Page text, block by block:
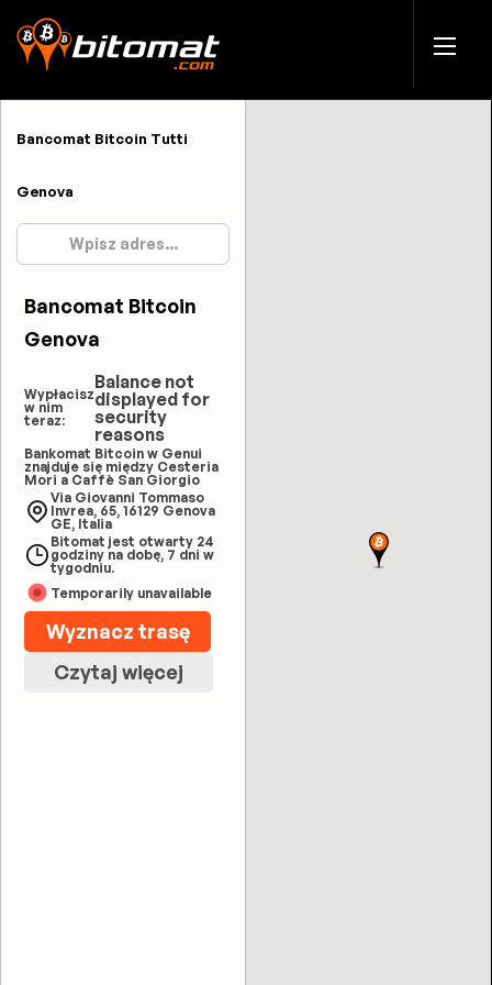
Bancomat Bitcoin Tutti
Genova
Bancomat Bitcoin
Genova
Wypłacisz
w nim
teraz:
Balance not
displayed for
security
reasons
Bankomat Bitcoin w Genui
znajduje się między Cesteria
Mori a Caffè San Giorgio
Via Giovanni Tommaso
Invrea, 65, 16129 Genova
GE, Italia
Bitomat jest otwarty 24
godziny na dobę, 7 dni w
tygodniu.
Temporarily unavailable
Wyznacz trasę
Czytaj więcej